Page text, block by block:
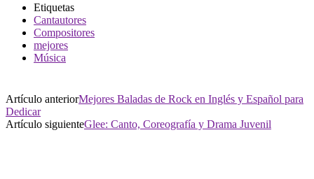
Etiquetas
Cantautores
Compositores
mejores
Música
Artículo anteriorMejores Baladas de Rock en Inglés y Español para
Dedicar
Artículo siguienteGlee: Canto, Coreografía y Drama Juvenil